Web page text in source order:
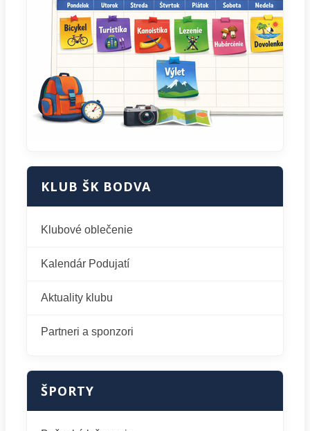
KLUB ŠK BODVA
Klubové oblečenie
Kalendár Podujatí
Aktuality klubu
Partneri a sponzori
ŠPORTY